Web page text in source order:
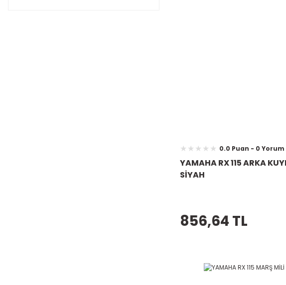
0.0 Puan - 0 Yorum
YAMAHA RX 115 ARKA
SİYAH
856,64 TL